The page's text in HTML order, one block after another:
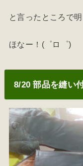
と言ったところで明
ほなー！(゜ロ゜)
8/20 部品を縫い